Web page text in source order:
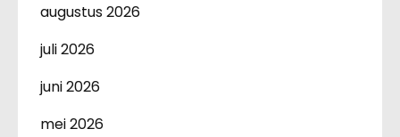
augustus 2026
juli 2026
juni 2026
mei 2026